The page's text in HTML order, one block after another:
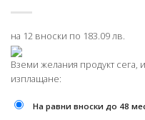
на 12 вноски по 183.09 лв.
Вземи желания продукт сега,
изплащане:
На равни вноски до 48